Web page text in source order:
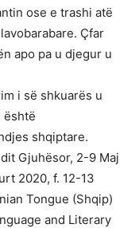
ose e trashi atë
Çfar
apo pa u djegur u
i së shkuarës u
është
shqiptare.
Gjuhësor, 2-9 Maj
2020, f. 12-13
Tongue (Shqip)
and Literary